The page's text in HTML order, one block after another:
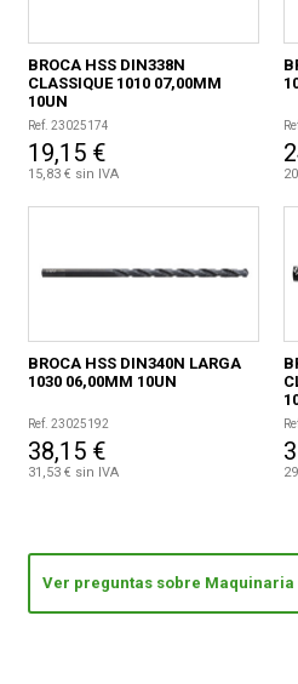
BROCA HSS DIN338N
CLASSIQUE 1010 07,00MM
10UN
Ref. 23025174
19,15 €
15,83 € sin IVA
BROCA HSS DIN340N LARGA
1030 06,00MM 10UN
Ref. 23025192
38,15 €
31,53 € sin IVA
Ver preguntas sobre Maquinaria